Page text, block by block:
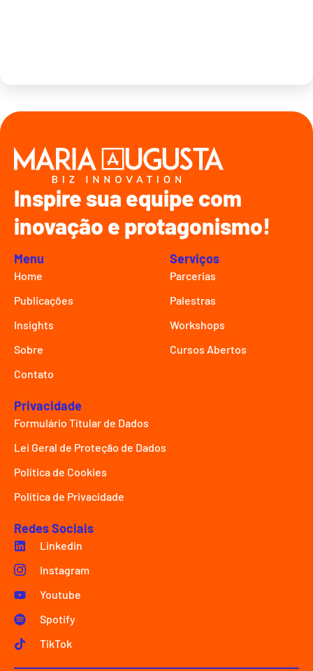
Inspire sua equipe com
inovação e protagonismo!
Menu
Home
Publicações
Insights
Sobre
Contato
Serviços
Parcerias
Palestras
Workshops
Cursos Abertos
Privacidade
Formulário Títular de Dados
Lei Geral de Proteção de Dados
Política de Cookies
Política de Privacidade
Redes Sociais
Linkedin
Instagram
Youtube
Spotify
TikTok